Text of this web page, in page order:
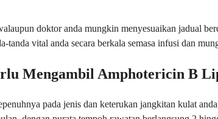
doktor anda mungkin menyesuaikan jadual
tanda vital anda secara berkala semasa infusi dan
Mengambil Amphotericin B
pada jenis dan keterukan jangkitan kulat